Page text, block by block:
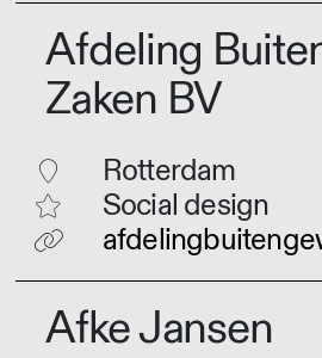
Afdeling
Zaken BV
Rotterdam
Social design
Afke Jansen